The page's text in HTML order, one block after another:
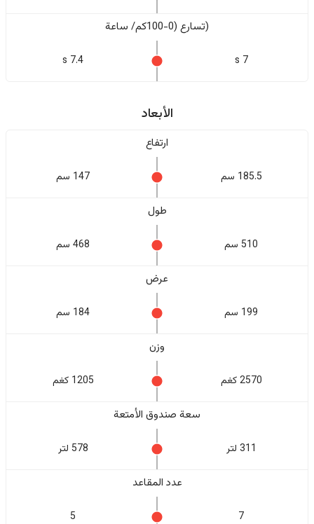
(تسارع (0-100كم/ ساعة
7 s
7.4 s
الأبعاد
ارتفاع
185.5 سم 147 سم
طول
510 سم 468 سم
عرض
199 سم 184 سم
وزن
2570 كغم 1205 كغم
سعة صندوق الأمتعة
311 لتر 578 لتر
عدد المقاعد
7
5